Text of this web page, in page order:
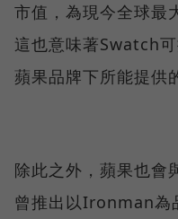
市值，為現今全球最
這也意味著Swatch
蘋果品牌下所能提供
除此之外，蘋果也
曾推出以Ironman為